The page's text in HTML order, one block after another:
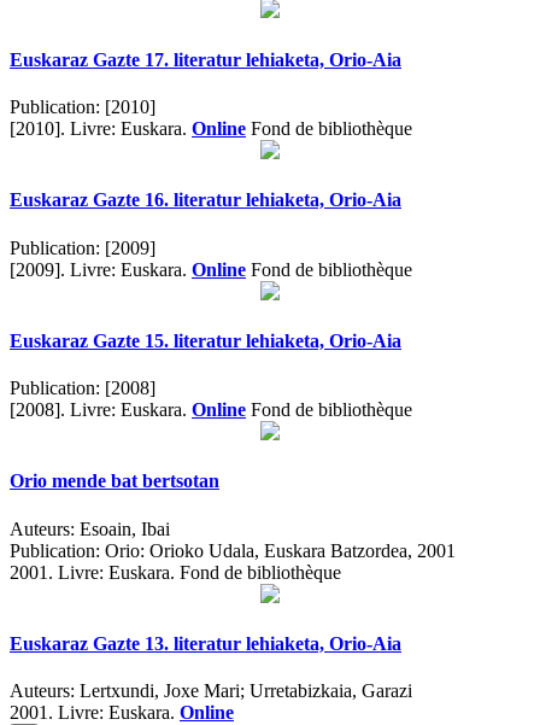
Euskaraz Gazte 17. literatur lehiaketa, Orio-Aia
Publication: [2010]
[2010]. Livre: Euskara. Online Fond de bibliothèque
Euskaraz Gazte 16. literatur lehiaketa, Orio-Aia
Publication: [2009]
[2009]. Livre: Euskara. Online Fond de bibliothèque
Euskaraz Gazte 15. literatur lehiaketa, Orio-Aia
Publication: [2008]
[2008]. Livre: Euskara. Online Fond de bibliothèque
Orio mende bat bertsotan
Auteurs: Esoain, Ibai
Publication: Orio: Orioko Udala, Euskara Batzordea, 2001
2001. Livre: Euskara. Fond de bibliothèque
Euskaraz Gazte 13. literatur lehiaketa, Orio-Aia
Auteurs: Lertxundi, Joxe Mari; Urretabizkaia, Garazi
2001. Livre: Euskara. Online